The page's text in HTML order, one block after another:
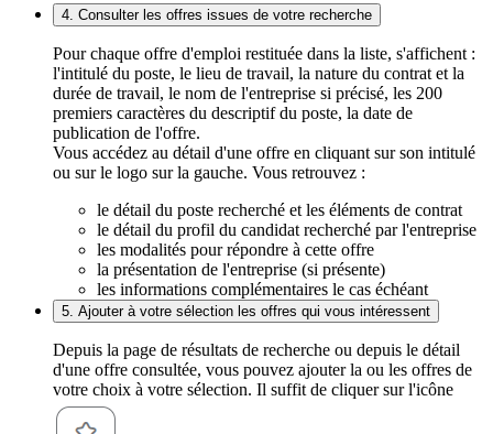
4. Consulter les offres issues de votre recherche
Pour chaque offre d'emploi restituée dans la liste, s'affichent :
l'intitulé du poste, le lieu de travail, la nature du contrat et la
durée de travail, le nom de l'entreprise si précisé, les 200
premiers caractères du descriptif du poste, la date de
publication de l'offre.
Vous accédez au détail d'une offre en cliquant sur son intitulé
ou sur le logo sur la gauche. Vous retrouvez :
le détail du poste recherché et les éléments de contrat
le détail du profil du candidat recherché par l'entreprise
les modalités pour répondre à cette offre
la présentation de l'entreprise (si présente)
les informations complémentaires le cas échéant
5. Ajouter à votre sélection les offres qui vous intéressent
Depuis la page de résultats de recherche ou depuis le détail
d'une offre consultée, vous pouvez ajouter la ou les offres de
votre choix à votre sélection. Il suffit de cliquer sur l'icône